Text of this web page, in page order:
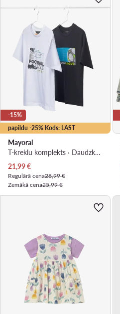
papildu -25% Kods: LAST
-15%
Mayoral
T-kreklu komplekts · Daudzkrāsains
Pašreizējā cena
21,99€
Regulārā cena28,99 €
Zemākā cena25,99 €